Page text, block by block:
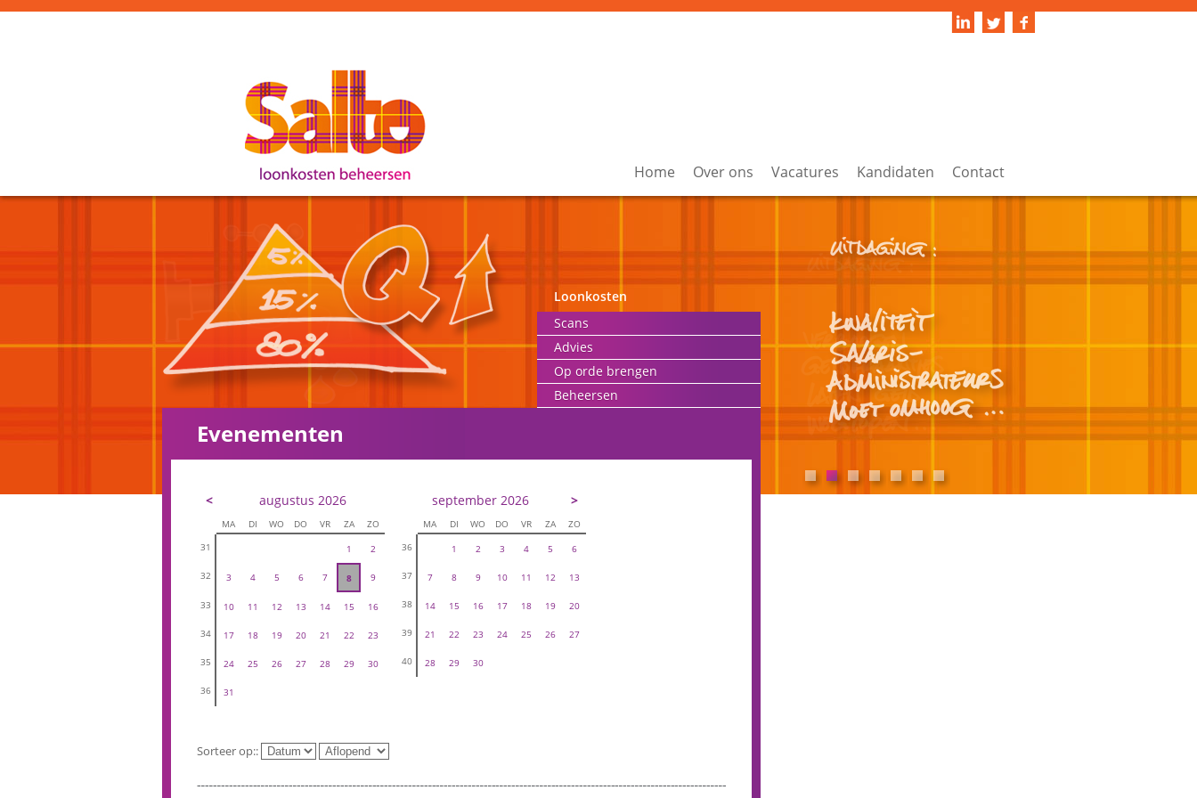
Home Over ons Vacatures Kandidaten Contact
Loonkosten
Scans
Advies
Op orde brengen
Beheersen
Evenementen
< augustus 2026
MA DI WO DO VR ZA
ZO
31
1 2
32 3 4 5 6 7 8 9
33 10 11 12 13 14 15 16
34 17 18 19 20 21 22 23
35 24 25 26 27 28 29 30
36 31
september 2026 >
MA DI WO DO VR ZA
ZO
36
1 2 3 4 5 6
37 7 8 9 10 11 12 13
38 14 15 16 17 18 19 20
39 21 22 23 24 25 26 27
40 28 29 30
Sorteer op::